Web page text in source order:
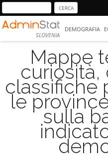
SLOVENIA
DEMOGRAFIA
Mappe
classifiche
le
sulla